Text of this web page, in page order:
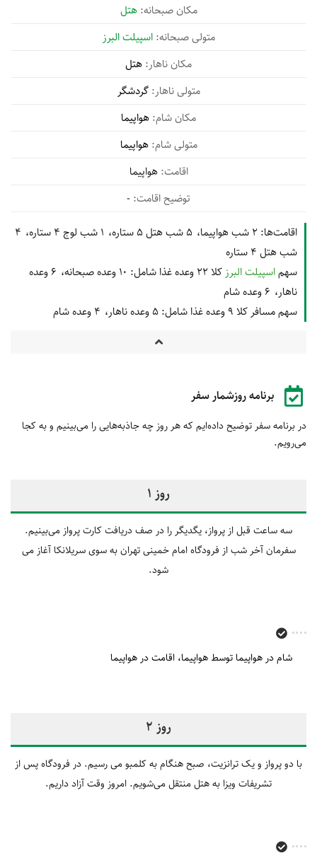
هتل
اسپیلت البرز
هتل
گردشگر
هواپیما
هواپیما
هواپیما
-
اقامت‌ها: 2 شب هواپیما 5 شب هتل 5 ستاره 1 شب لوج 4 ستاره
4
شب هتل 4 ستاره
سهماسپیلت البرز کلا 22 وعده غذا شامل: 10 وعده صبحانه
6 وعده
ناهار
6 وعده شام
سهم مسافر کلا 9 وعده غذا شامل:
5 وعده ناهار 4 وعده شام
برنامه روزشمار سفر
در برنامه سفر توضیح داده‌ایم که هر روز چه جاذبه‌هایی را می‌بینیم و به کجا
می‌رویم.
روز 1
سه ساعت قبل از پرواز، یگدیگر را در صف دریافت کارت پرواز می‌بینیم.
سفرمان آخر شب از فرودگاه امام خمینی تهران به سوی سریلانکا آغاز می
شود.
شام در هواپیما توسط هواپیما اقامت در هواپیما
روز 2
با دو پرواز و یک ترانزیت، صبح هنگام به کلمبو می ‎رسیم. در فرودگاه پس از
تشریفات ویزا به هتل منتقل می‌شویم. امروز وقت آزاد داریم.